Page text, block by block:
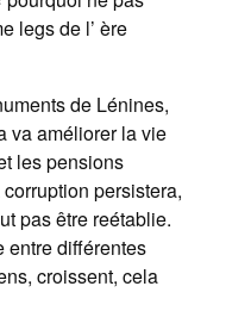
legs de l’ ère
de Lénines,
va améliorer la vie
les pensions
persistera,
pas être reétablie.
entre différentes
croissent, cela